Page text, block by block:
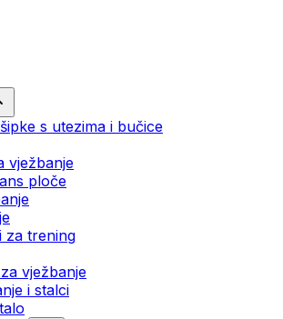
s utezima i bučice
vježbanje
ploče
za trening
vježbanje
i stalci